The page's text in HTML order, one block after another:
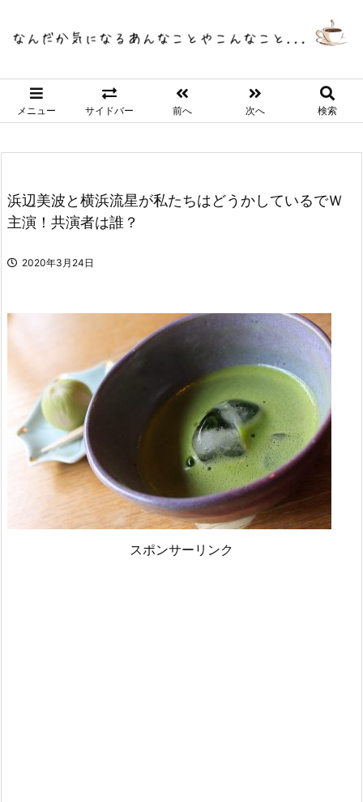
メニュー サイドバー 前へ 次へ 検索
浜辺美波と横浜流星が私たちはどうかしているでＷ
主演！共演者は誰？
2020年3月24日
スポンサーリンク